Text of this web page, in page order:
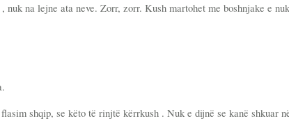
na lejne ata neve. Zorr, zorr. Kush martohet me boshnjake e
shqip, se këto të rinjtë kërrkush . Nuk e dijnë se kanë shkuar